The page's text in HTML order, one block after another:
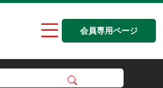
会員専用ページ